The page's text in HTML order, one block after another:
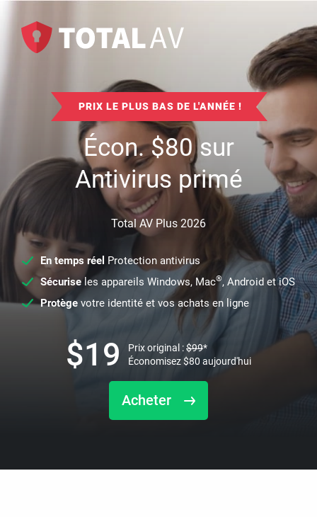
PRIX LE PLUS BAS DE L'ANNÉE !
Écon.$80sur
Antivirus primé
Total AV Plus 2026
En temps réel Protection antivirus
Sécuriseles appareils Windows, Mac®, Android et iOS
Protège votre identité et vos achats en ligne
Acheter
$19 Prix original :$99*
Économisez$80 aujourd'hui